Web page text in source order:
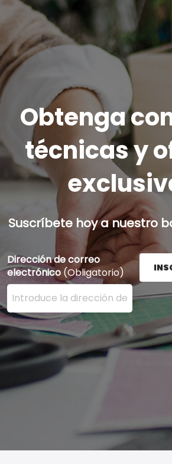
Obtenga
técnicas y
Suscríbete hoy a nuestro
Dirección de correo
electrónico (Obligatorio)
Ingrese su dirección de correo